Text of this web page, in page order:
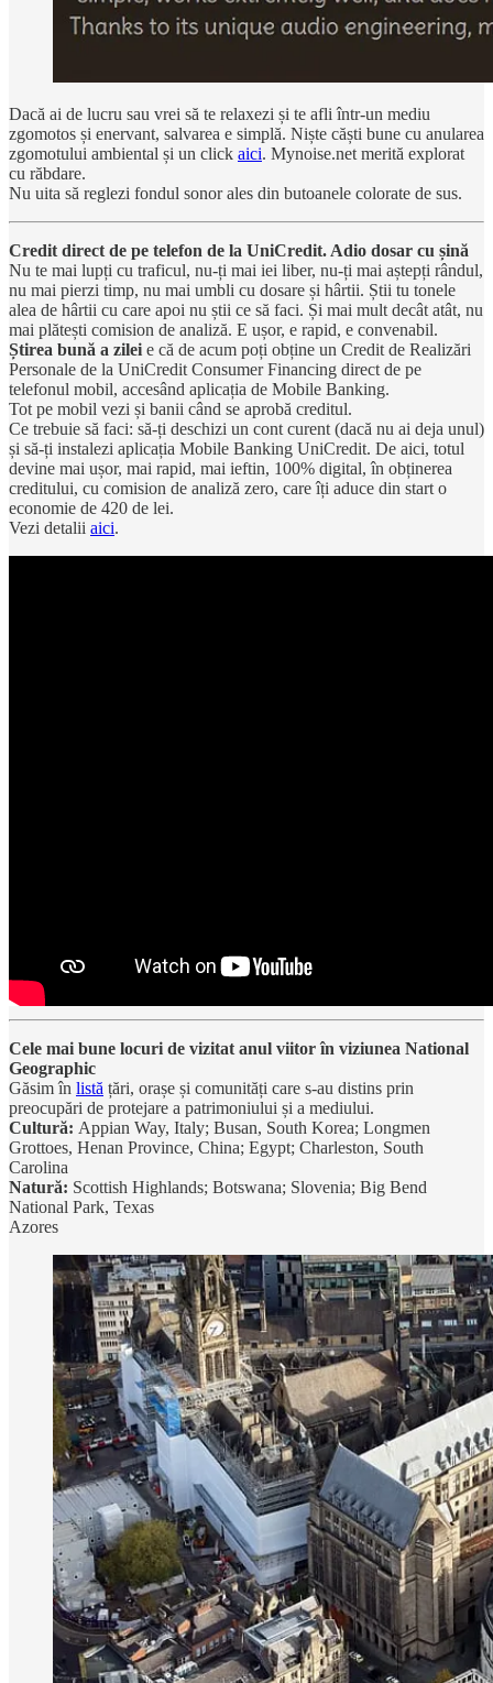
Dacă ai de lucru sau vrei să te relaxezi și te afli într-un mediu
zgomotos și enervant, salvarea e simplă. Niște căști bune cu anularea
zgomotului ambiental și un click aici. Mynoise.net merită explorat
cu răbdare.
Nu uita să reglezi fondul sonor ales din butoanele colorate de sus.
Credit direct de pe telefon de la UniCredit. Adio dosar cu șină
Nu te mai lupți cu traficul, nu-ți mai iei liber, nu-ți mai aștepți rândul,
nu mai pierzi timp, nu mai umbli cu dosare și hârtii. Știi tu tonele
alea de hârtii cu care apoi nu știi ce să faci. Și mai mult decât atât, nu
mai plătești comision de analiză. E ușor, e rapid, e convenabil.
Știrea bună a zilei e că de acum poți obține un Credit de Realizări
Personale de la UniCredit Consumer Financing direct de pe
telefonul mobil, accesând aplicația de Mobile Banking.
Tot pe mobil vezi și banii când se aprobă creditul.
Ce trebuie să faci: să-ți deschizi un cont curent (dacă nu ai deja unul)
și să-ți instalezi aplicația Mobile Banking UniCredit. De aici, totul
devine mai ușor, mai rapid, mai ieftin, 100% digital, în obținerea
creditului, cu comision de analiză zero, care îți aduce din start o
economie de 420 de lei.
Vezi detalii aici.
Cele mai bune locuri de vizitat anul viitor în viziunea National
Geographic
Găsim în listă țări, orașe și comunități care s-au distins prin
preocupări de protejare a patrimoniului și a mediului.
Cultură: Appian Way, Italy; Busan, South Korea; Longmen
Grottoes, Henan Province, China; Egypt; Charleston, South
Carolina
Natură: Scottish Highlands; Botswana; Slovenia; Big Bend
National Park, Texas
Azores